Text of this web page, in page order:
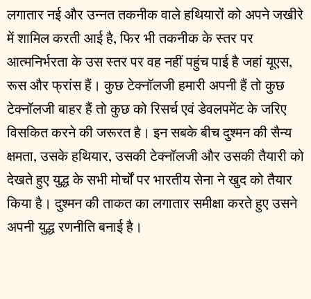
लगातार नई और उन्नत तकनीक वाले हथियारों को अपने जखीरे
में शामिल करती आई है, फिर भी तकनीक के स्तर पर
आत्मनिर्भरता के उस स्तर पर वह नहीं पहुंच पाई है जहां यूएस,
रूस और फ्रांस हैं। कुछ टेक्नॉलजी हमारी अपनी हैं तो कुछ
टेक्नॉलजी बाहर हैं तो कुछ को रिसर्च एवं डेवलपमेंट के जरिए
विसकित करने की जरूरत है। इन सबके बीच दुश्मन की सैन्य
क्षमता, उसके हथियार, उसकी टेक्नॉलजी और उसकी तैयारी को
देखते हुए युद्ध के सभी मोर्चों पर भारतीय सेना ने खुद को तैयार
किया है। दुश्मन की ताकत का लगातार समीक्षा करते हुए उसने
अपनी युद्ध रणनीति बनाई है।